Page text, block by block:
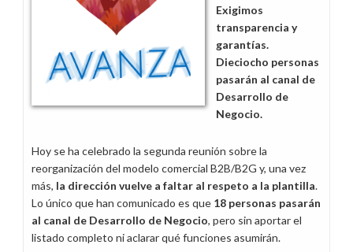
Exigimos
transparencia y
garantías.
Dieciocho personas
pasarán al canal de
Desarrollo de
Negocio.
Hoy se ha celebrado la segunda reunión sobre la
reorganización del modelo comercial B2B/B2G y, una vez
más, la dirección vuelve a faltar al respeto a la plantilla.
Lo único que han comunicado es que 18 personas pasarán
al canal de Desarrollo de Negocio, pero sin aportar el
listado completo ni aclarar qué funciones asumirán.